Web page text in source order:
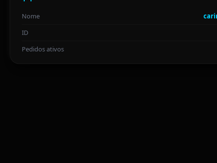
Nome
ID
Pedidos ativos